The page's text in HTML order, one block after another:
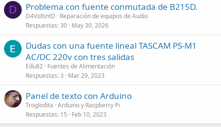
D Problema con fuente conmutada de B215D.
D4VoltintD
Reparación de equipos de Audio
Respuestas 30 May 30, 2026
Dudas con una fuente lineal TASCAM PS-M1
AC/DC 220v con tres salidas
Edu82 Fuentes de Alimentación
Respuestas 3 Mar 29, 2023
Panel de texto con Arduino
Troglodita Arduino y Raspberry Pi
Respuestas 15 Feb 10, 2023